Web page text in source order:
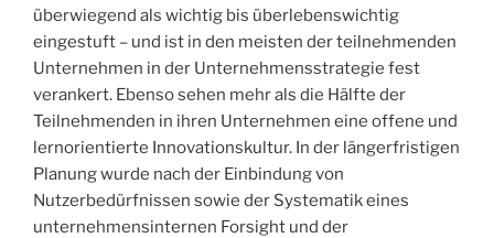
überwiegend als wichtig bis überlebenswichtig
eingestuft – und ist in den meisten der teilnehmenden
Unternehmen in der Unternehmensstrategie fest
verankert. Ebenso sehen mehr als die Hälfte der
Teilnehmenden in ihren Unternehmen eine offene und
lernorientierte Innovationskultur. In der längerfristigen
Planung wurde nach der Einbindung von
Nutzerbedürfnissen sowie der Systematik eines
unternehmensinternen Forsight und der